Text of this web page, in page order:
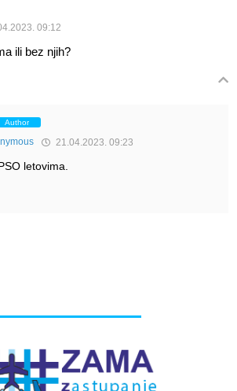
09:12
ili bez njih?
Author
21.04.2023. 09:23
letovima.